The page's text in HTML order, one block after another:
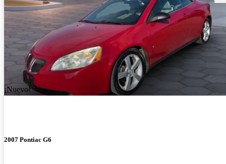
¡Nuevo!
2007 Pontiac G6